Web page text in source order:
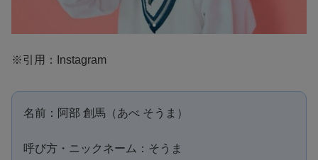
※引用：Instagram
名前：阿部 創馬（あべ そうま）
呼び方・ニックネーム：そうま